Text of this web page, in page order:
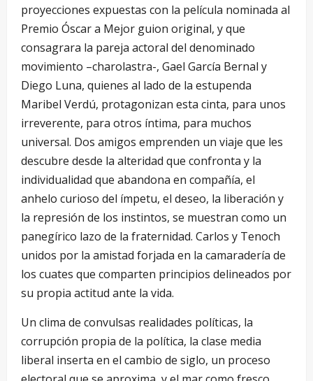
proyecciones expuestas con la película nominada al
Premio Óscar a Mejor guion original, y que
consagrara la pareja actoral del denominado
movimiento –charolastra-, Gael García Bernal y
Diego Luna, quienes al lado de la estupenda
Maribel Verdú, protagonizan esta cinta, para unos
irreverente, para otros íntima, para muchos
universal. Dos amigos emprenden un viaje que les
descubre desde la alteridad que confronta y la
individualidad que abandona en compañía, el
anhelo curioso del ímpetu, el deseo, la liberación y
la represión de los instintos, se muestran como un
panegírico lazo de la fraternidad. Carlos y Tenoch
unidos por la amistad forjada en la camaradería de
los cuates que comparten principios delineados por
su propia actitud ante la vida.
Un clima de convulsas realidades políticas, la
corrupción propia de la política, la clase media
liberal inserta en el cambio de siglo, un proceso